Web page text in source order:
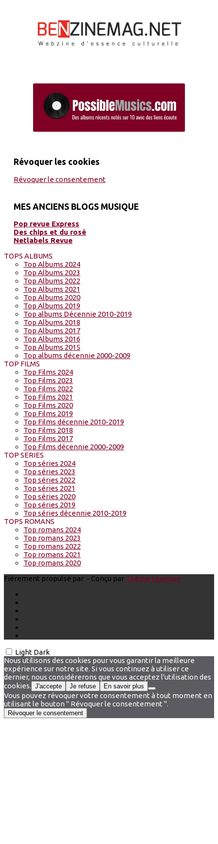
Révoquer les cookies
Révoquer le consentement
MES ANCIENS BLOGS MUSIQUE
Pop revue Express
Des chips et du rosé
Netlabels Revue
TOPS ALBUMS
Top Albums 2024
Top Albums 2023
Top Albums 2022
Top Albums 2021
Top Albums 2020
Top Albums 2019
Top albums Décennie 2010-2019
Top Albums 2018
Top Albums 2017
Top Albums 2016
Top Albums 2015
Top albums décennie 2000-2009
TOP FILMS
Top Films 2024
Top Films 2023
Top Films 2022
Top Films 2021
Top Films 2020
Top Films 2019
Top Films décennie 2010-2019
Top Films 2018
Top Films 2017
Top Films décennie 2000-2009
TOP SERIES
Top séries 2024
Top séries 2023
Top séries 2022
Top séries 2021
Top séries 2020
Top séries 2019
Top séries décennie 2010-2019
TOPS ROMANS
Top romans 2024
Top romans 2023
Top romans 2022
Top romans 2021
Top romans 2020
Fièrement propulsé par - Conçu par Thème Hueman
Light Dark
Nous utilisons des cookies pour vous garantir la meilleure
expérience sur notre site. Si vous continuez à utiliser ce
dernier, nous considérerons que vous acceptez l'utilisation des
cookies. J'accepte Je refuse En savoir plus
Vous pouvez révoquer votre consentement à tout moment en
utilisant le bouton " Révoquer le consentement ".
Révoquer le consentement